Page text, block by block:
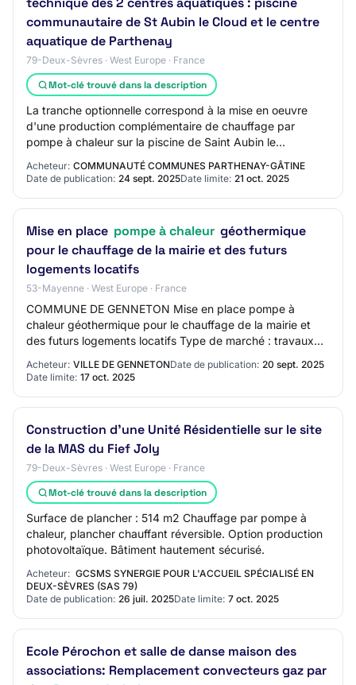
communautaire de St Aubin le Cloud et le centre
aquatique de Parthenay
79-Deux-Sèvres · West Europe · France
Mot-clé trouvé dans la description
La tranche optionnelle correspond à la mise en oeuvre
d'une production complémentaire de chauffage par
pompe à chaleur sur la piscine de Saint Aubin le
Cloud.undefined Main Execution Location: Parthe…
Acheteur: COMMUNAUTÉ COMMUNES PARTHENAY-GÂTINE
Date de publication: 24 sept. 2025Date limite: 21 oct. 2025
Mise en place pompe à chaleur géothermique
pour le chauffage de la mairie et des futurs
logements locatifs
53-Mayenne · West Europe · France
COMMUNE DE GENNETON Mise en place pompe à
chaleur géothermique pour le chauffage de la mairie et
des futurs logements locatifs Type de marché : travaux
Acheteur: VILLE DE GENNETONDate de publication: 20 sept. 2025
Date limite: 17 oct. 2025
Construction d'une Unité Résidentielle sur le site
de la MAS du Fief Joly
79-Deux-Sèvres · West Europe · France
Mot-clé trouvé dans la description
Surface de plancher : 514 m2 Chauffage par pompe à
chaleur, plancher chauffant réversible. Option production
photovoltaïque. Bâtiment hautement sécurisé.
Acheteur: GCSMS SYNERGIE POUR L'ACCUEIL SPÉCIALISÉ EN
DEUX-SÈVRES (SAS 79)
Date de publication: 26 juil. 2025Date limite: 7 oct. 2025
Ecole Pérochon et salle de danse maison des
associations: Remplacement convecteurs gaz par